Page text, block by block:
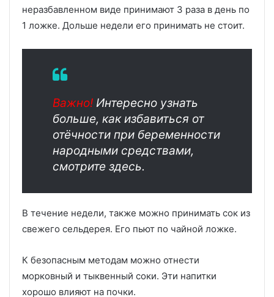
неразбавленном виде принимают 3 раза в день по
1 ложке. Дольше недели его принимать не стоит.
Важно! Интересно узнать
больше, как избавиться от
отёчности при беременности
народными средствами,
смотрите здесь.
В течение недели, также можно принимать сок из
свежего сельдерея. Его пьют по чайной ложке.
К безопасным методам можно отнести
морковный и тыквенный соки. Эти напитки
хорошо влияют на почки.